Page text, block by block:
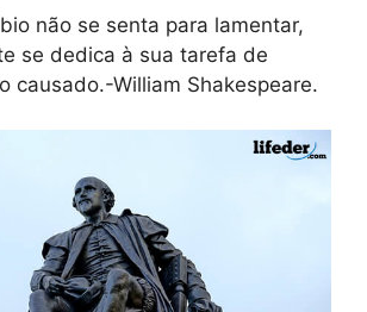
não se senta para lamentar,
se dedica à sua tarefa de
causado.-William Shakespeare.